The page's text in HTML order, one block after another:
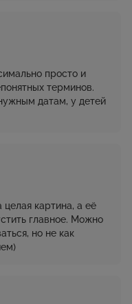
просто и
терминов.
датам, у детей
картина, а её
главное. Можно
но не как